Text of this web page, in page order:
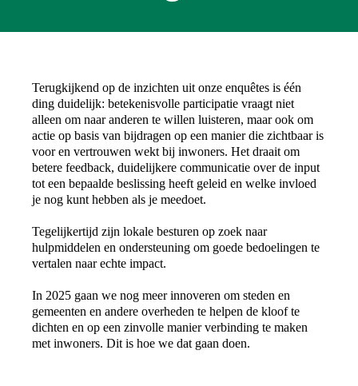
Terugkijkend op de inzichten uit onze enquêtes is één
ding duidelijk: betekenisvolle participatie vraagt niet
alleen om naar anderen te willen luisteren, maar ook om
actie op basis van bijdragen op een manier die zichtbaar is
voor en vertrouwen wekt bij inwoners. Het draait om
betere feedback, duidelijkere communicatie over de input
tot een bepaalde beslissing heeft geleid en welke invloed
je nog kunt hebben als je meedoet.
Tegelijkertijd zijn lokale besturen op zoek naar
hulpmiddelen en ondersteuning om goede bedoelingen te
vertalen naar echte impact.
In 2025 gaan we nog meer innoveren om steden en
gemeenten en andere overheden te helpen de kloof te
dichten en op een zinvolle manier verbinding te maken
met inwoners. Dit is hoe we dat gaan doen.